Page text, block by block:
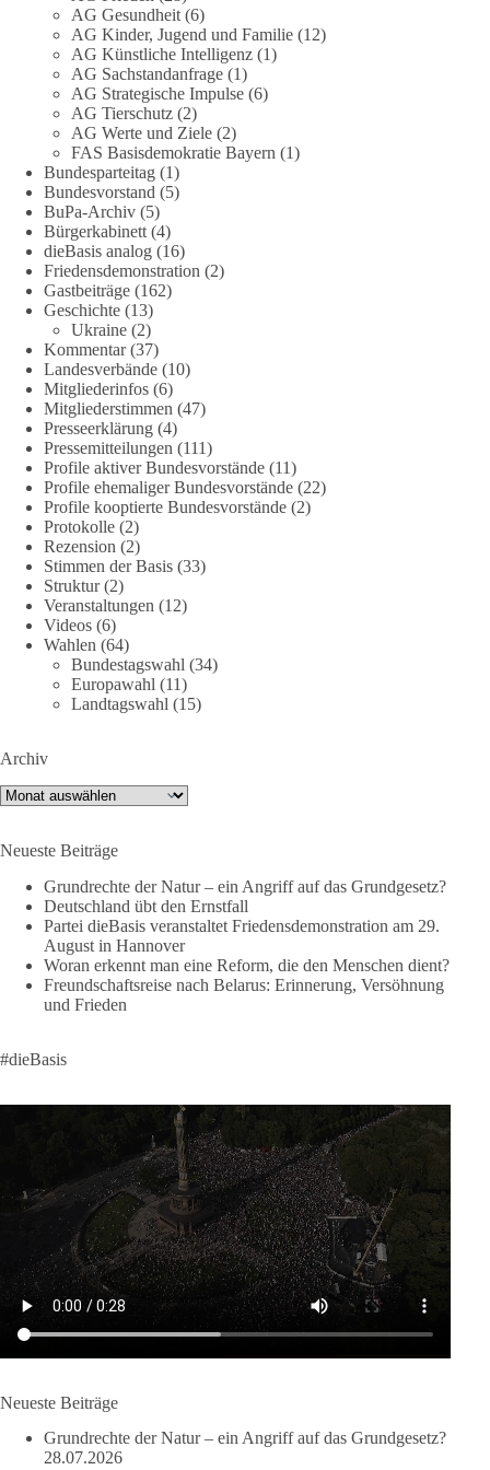
partei.de/2026/07/grundrechte-der-natur-ein-angriff-auf-das-
grundgesetz/
🟩🟩🟦🟦🟥🟥🟧🟧
Es ging weniger um fertige Antworten als um eine Debatte
darüber, wie Freiheit, Verantwortung, Naturschutz und
Grundrechte in einer demokratischen Gesellschaft künftig
miteinander in Einklang gebracht werden können.
#dieBasis #natur #grundrechte
7 8
DieBasis
1 Tag zuvor
Jetzt dieBasis Sachsen-Anhalt unterstützen!
Die Landtagswahl 2026 in Sachsen-Anhalt findet am 6.
September statt. Die Inhalte stehen – jetzt müssen sie gesehen,
geteilt und diskutiert werden.
Folge unseren Kanälen:
Facebook:
https://www.facebook.com/groups/diebasissachsenanhalt/
Instragram:
https://www.instagram.com/die_basis_sachsen_anhalt/
Tiktok: https://www.tiktok.com/@diebasis_sachsenanhalt
🟩🟩🟦🟦🟥🟥🟧🟧
Menschen mitbekommen, wofür wir stehen und warum es sich
lohnt, dieBasis zu wählen.
Mehr Infos:https://diebasis-st.de/wahlprogramm/
#dieBasis #Landtagswahl
#DeineStimmezählt #jetztunterstützen
58
DieBasis
🔎 Über 100-mal keine Antwort.
Anthony Fauci, Immunologe und Berater des ehemaligen US-
Präsidenten, hat bei einer Anhörung des US-Senats auf mehr
als 100 Fragen die Aussage verweigert. Die juristische
Bewertung werden Gerichte und Ermittlungen klären – auch
auf Basis seines Tagebuches. Doch unabhängig davon zeigt
der Vorgang eines deutlich:
Auch in Deutschland warten viele Menschen bis heute auf
Antworten:
AG Gesundheit (6)
AG Kinder, Jugend und Familie (12)
AG Künstliche Intelligenz (1)
AG Sachstandanfrage (1)
AG Strategische Impulse (6)
AG Tierschutz (2)
AG Werte und Ziele (2)
FAS Basisdemokratie Bayern (1)
Bundesparteitag (1)
Bundesvorstand (5)
BuPa-Archiv (5)
Bürgerkabinett (4)
dieBasis analog (16)
Friedensdemonstration (2)
Gastbeiträge (162)
Geschichte (13)
Ukraine (2)
Kommentar(37)
Landesverbände (10)
Mitgliederinfos (6)
Mitgliederstimmen (47)
Presseerklärung (4)
Pressemitteilungen (111)
Profile aktiver Bundesvorstände (11)
Profile ehemaliger Bundesvorstände (22)
Profile kooptierte Bundesvorstände (2)
Protokolle (2)
Rezension (2)
Stimmen der Basis (33)
Struktur(2)
Veranstaltungen (12)
Videos (6)
Wahlen (64)
Bundestagswahl (34)
Europawahl (11)
Landtagswahl (15)
Archiv
Archiv
Neueste Beiträge
Grundrechte der Natur – ein Angriff auf das Grundgesetz?
Deutschland übt den Ernstfall
Partei dieBasis veranstaltet Friedensdemonstration am 29.
August in Hannover
Woran erkennt man eine Reform, die den Menschen dient?
Freundschaftsreise nach Belarus: Erinnerung, Versöhnung
und Frieden
#dieBasis
Neueste Beiträge
Grundrechte der Natur – ein Angriff auf das Grundgesetz?
28.07.2026